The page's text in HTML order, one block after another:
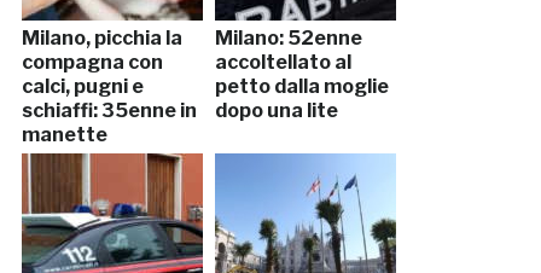
Milano, picchia la
compagna con
calci, pugni e
schiaffi: 35enne in
manette
Milano: 52enne
accoltellato al
petto dalla moglie
dopo una lite